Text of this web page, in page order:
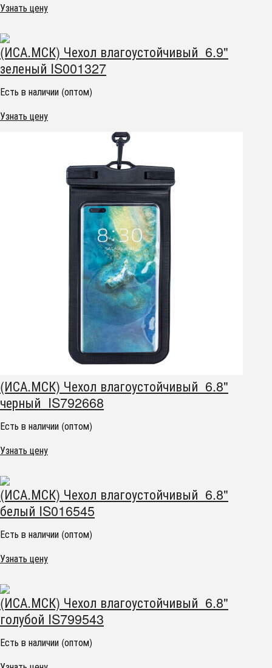
Узнать цену
(ИСА.МСК) Чехол влагоустойчивый 6.9"
зеленый IS001327
Есть в наличии (оптом)
Узнать цену
(ИСА.МСК) Чехол влагоустойчивый 6.8"
черный IS792668
Есть в наличии (оптом)
Узнать цену
(ИСА.МСК) Чехол влагоустойчивый 6.8"
белый IS016545
Есть в наличии (оптом)
Узнать цену
(ИСА.МСК) Чехол влагоустойчивый 6.8"
голубой IS799543
Есть в наличии (оптом)